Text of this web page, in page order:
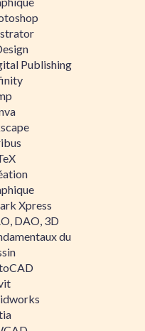
Publishing
Xpress
DAO, 3D
du